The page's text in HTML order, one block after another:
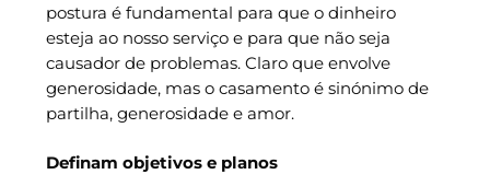
postura é fundamental para que o dinheiro
esteja ao nosso serviço e para que não seja
causador de problemas. Claro que envolve
generosidade, mas o casamento é sinónimo de
partilha, generosidade e amor.
Definam objetivos e planos